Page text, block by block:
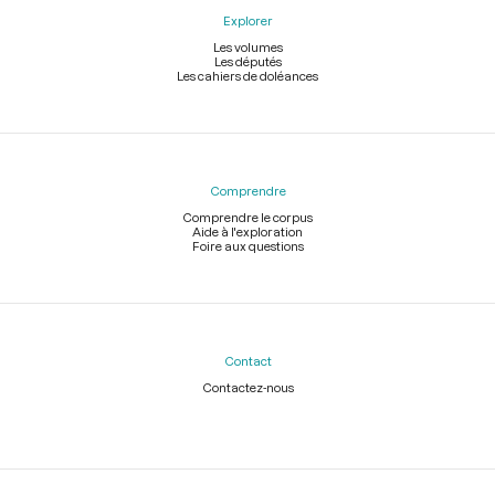
Explorer
Les volumes
Les députés
Les cahiers de doléances
Comprendre
Comprendre le corpus
Aide à l'exploration
Foire aux questions
Contact
Contactez-nous
Légal